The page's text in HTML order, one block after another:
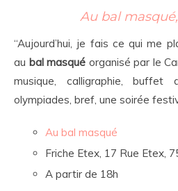
Au bal
“Aujourd’hui, je fais ce qui me
au bal masqué organisé par le
musique, calligraphie, buffet
olympiades, bref, une soirée
Au bal masqué
Friche Etex, 17 Rue Etex,
A partir de 18h